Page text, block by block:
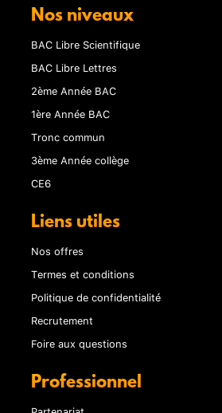
Nos niveaux
BAC Libre Scientifique
BAC Libre Lettres
2ème Année BAC
1ère Année BAC
Tronc commun
3ème Année collège
CE6
Liens utiles
Nos offres
Termes et conditions
Politique de confidentialité
Recrutement
Foire aux questions
Professionnel